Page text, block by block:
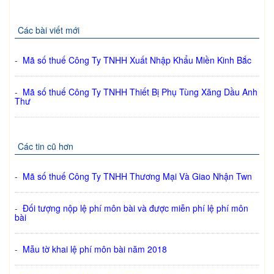
Các bài viết mới
- Mã số thuế Công Ty TNHH Xuất Nhập Khẩu Miền Kinh Bắc
- Mã số thuế Công Ty TNHH Thiết Bị Phụ Tùng Xăng Dầu Anh
Thư
Các tin cũ hơn
- Mã số thuế Công Ty TNHH Thương Mại Và Giao Nhận Twn
- Đối tượng nộp lệ phí môn bài và được miễn phí lệ phí môn
bài
- Mẫu tờ khai lệ phí môn bài năm 2018